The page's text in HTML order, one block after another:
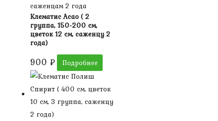
саженцам 2 года
Клематис Асао ( 2
группа, 150-200 см,
цветок 12 см, саженцу 2
года)
900 ₽ Подробнее